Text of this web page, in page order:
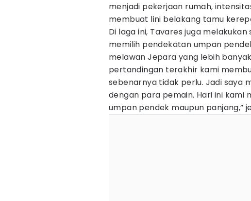
menjadi pekerjaan rumah,
membuat lini belakang tamu
Di laga ini, Tavares juga
memilih pendekatan umpan
melawan Jepara yang lebih
pertandingan terakhir kami
sebenarnya tidak perlu. Jadi saya
dengan para pemain. Hari ini kami
umpan pendek maupun panjang,”